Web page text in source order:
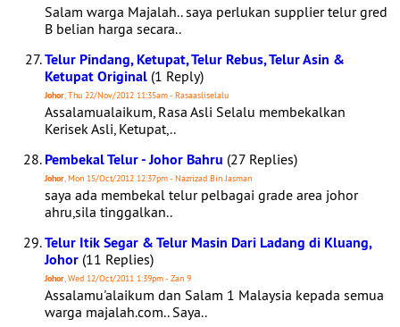
Salam warga Majalah.. saya perlukan supplier telur gred
B belian harga secara..
Telur Pindang, Ketupat, Telur Rebus, Telur Asin &
Ketupat Original (1 Reply)
Johor, Thu 22/Nov/2012 11:35am - Rasaasliselalu
Assalamualaikum, Rasa Asli Selalu membekalkan
Kerisek Asli, Ketupat,..
Pembekal Telur - Johor Bahru (27 Replies)
Johor, Mon 15/Oct/2012 12:37pm - Nazrizad Bin Jasman
saya ada membekal telur pelbagai grade area johor
ahru,sila tinggalkan..
Telur Itik Segar & Telur Masin Dari Ladang di Kluang,
Johor (11 Replies)
Johor, Wed 12/Oct/2011 1:39pm - Zan 9
Assalamu'alaikum dan Salam 1 Malaysia kepada semua
warga majalah.com.. Saya..